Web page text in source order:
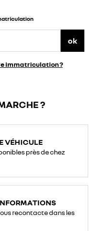
ok
immatriculation ?
?
VÉHICULE
près de chez
recontacte dans les